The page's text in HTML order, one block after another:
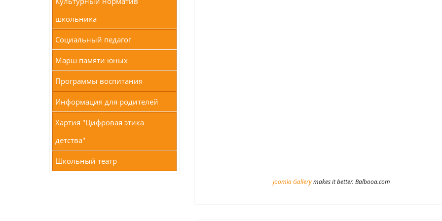
школьника
Социальный педагог
Марш памяти юных
Программы воспитания
Информация для родителей
Хартия "Цифровая этика
детства"
Школьный театр
Joomla Gallerymakes it better. Balbooa.com